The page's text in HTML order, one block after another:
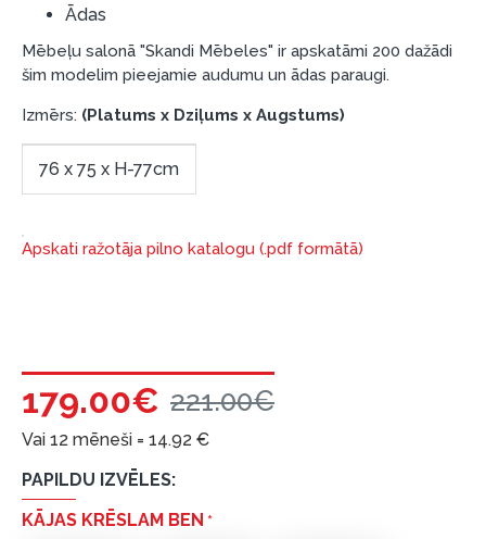
Pirms kredīta noformēšanas, lūdzam iepazīties ar
preču piegādes noteikumiem, kā arī
garantijas un atgriesanas noteikumiem.
Finansiālā atbildība:
lūdzu, izvērtējiet savas finansiālās iespējas.
Ādas
Mēbeļu salonā "Skandi Mēbeles" ir apskatāmi 200 dažādi
šim modelim pieejamie audumu un ādas paraugi.
Izmērs: (Platums x Dziļums x Augstums)
76 x 75 x H-77cm
Apskati ražotāja pilno katalogu (.pdf formātā)
179.00€ 221.00€
Vai 12 mēneši = 14.92 €
PAPILDU IZVĒLES:
KĀJAS KRĒSLAM BEN